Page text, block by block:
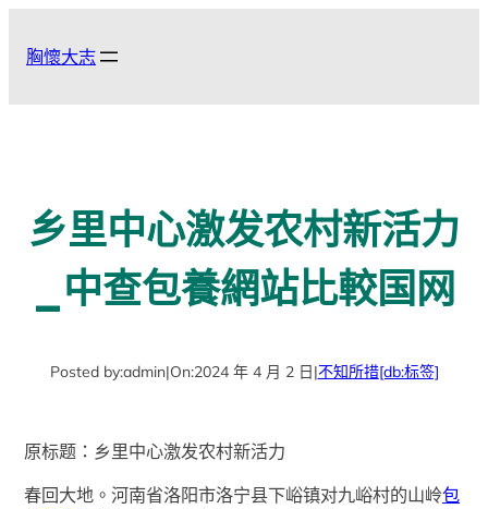
胸懷大志
乡里中心激发农村新活力
_中查包養網站比較国网
Posted by:admin|On:2024 年 4 月 2 日|不知所措[db:标签]
原标题：乡里中心激发农村新活力
春回大地。河南省洛阳市洛宁县下峪镇对九峪村的山岭包